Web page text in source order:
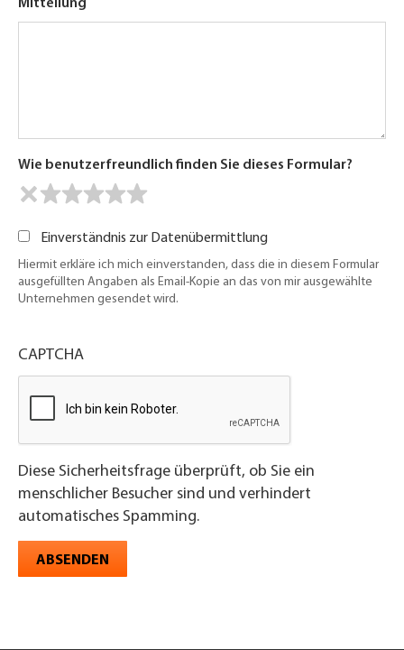
Mitteilung
Wie benutzerfreundlich finden Sie dieses Formular?
Einverständnis zur Datenübermittlung
Hiermit erkläre ich mich einverstanden, dass die in diesem Formular
ausgefüllten Angaben als Email-Kopie an das von mir ausgewählte
Unternehmen gesendet wird.
CAPTCHA
Diese Sicherheitsfrage überprüft, ob Sie ein
menschlicher Besucher sind und verhindert
automatisches Spamming.
ABSENDEN